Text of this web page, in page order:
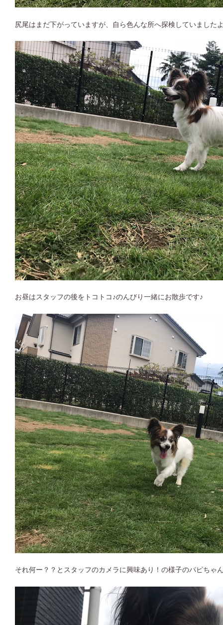
尻尾はまだ下がっていますが、自ら色んな所へ探検していました
お昼はスタッフの後をトコトコ♪のんびり一緒にお散歩です♪
それ何ー？？とスタッフのカメラに興味あり！の様子のパピちゃ